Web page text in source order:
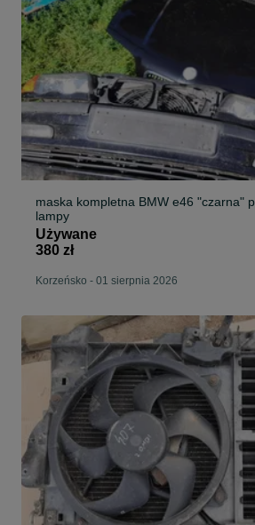
maska kompletna BMW e46 "czarna"
lampy
Używane
380 zł
Korzeńsko - 01 sierpnia 2026